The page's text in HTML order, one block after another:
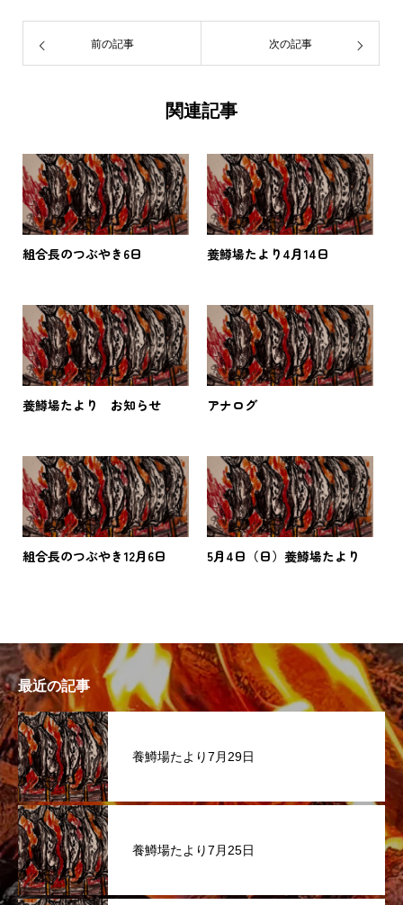
前の記事 次の記事
関連記事
組合長のつぶやき6日 養鱒場たより4月14日
養鱒場たより お知らせ アナログ
組合長のつぶやき12月6日 5月4日（日）養鱒場たより
最近の記事
養鱒場たより7月29日
養鱒場たより7月25日